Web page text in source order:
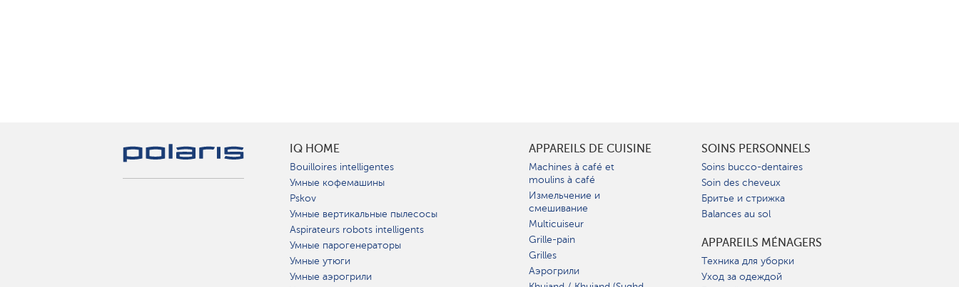
IQ HOME
Bouilloires intelligentes
Умные кофемашины
Pskov
Умные вертикальные пылесосы
Aspirateurs robots intelligents
Умные парогенераторы
Умные утюги
Умные аэрогрили
APPAREILS DE CUISINE
Machines à café et
moulins à café
Измельчение и
смешивание
Multicuiseur
Grille-pain
Grilles
Аэрогрили
SOINS PERSONNELS
Soins bucco-dentaires
Soin des cheveux
Бритье и стрижка
Balances au sol
APPAREILS MÉNAGERS
Техника для уборки
Уход за одеждой